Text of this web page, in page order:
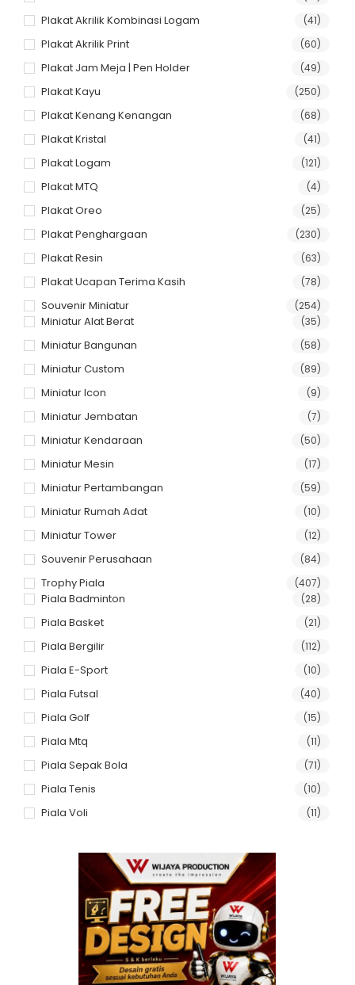
Plakat Akrilik Kombinasi Logam (41)
Plakat Akrilik Print (60)
Plakat Jam Meja | Pen Holder (49)
Plakat Kayu (250)
Plakat Kenang Kenangan (68)
Plakat Kristal (41)
Plakat Logam (121)
Plakat MTQ (4)
Plakat Oreo (25)
Plakat Penghargaan (230)
Plakat Resin (63)
Plakat Ucapan Terima Kasih (78)
Souvenir Miniatur (254)
Miniatur Alat Berat (35)
Miniatur Bangunan (58)
Miniatur Custom (89)
Miniatur Icon (9)
Miniatur Jembatan (7)
Miniatur Kendaraan (50)
Miniatur Mesin (17)
Miniatur Pertambangan (59)
Miniatur Rumah Adat (10)
Miniatur Tower (12)
Souvenir Perusahaan (84)
Trophy Piala (407)
Piala Badminton (28)
Piala Basket (21)
Piala Bergilir (112)
Piala E-Sport (10)
Piala Futsal (40)
Piala Golf (15)
Piala Mtq (11)
Piala Sepak Bola (71)
Piala Tenis (10)
Piala Voli (11)